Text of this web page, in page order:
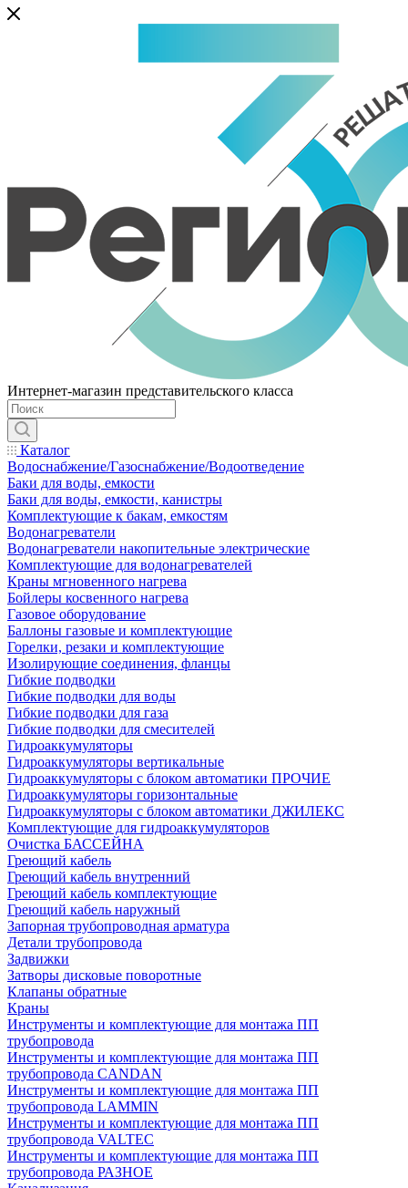
Интернет-магазин представительского класса
Каталог
Водоснабжение/Газоснабжение/Водоотведение
Баки для воды, емкости
Баки для воды, емкости, канистры
Комплектующие к бакам, емкостям
Водонагреватели
Водонагреватели накопительные электрические
Комплектующие для водонагревателей
Краны мгновенного нагрева
Бойлеры косвенного нагрева
Газовое оборудование
Баллоны газовые и комплектующие
Горелки, резаки и комплектующие
Изолирующие соединения, фланцы
Гибкие подводки
Гибкие подводки для воды
Гибкие подводки для газа
Гибкие подводки для смесителей
Гидроаккумуляторы
Гидроаккумуляторы вертикальные
Гидроаккумуляторы с блоком автоматики ПРОЧИЕ
Гидроаккумуляторы горизонтальные
Гидроаккумуляторы с блоком автоматики ДЖИЛЕКС
Комплектующие для гидроаккумуляторов
Очистка БАССЕЙНА
Греющий кабель
Греющий кабель внутренний
Греющий кабель комплектующие
Греющий кабель наружный
Запорная трубопроводная арматура
Детали трубопровода
Задвижки
Затворы дисковые поворотные
Клапаны обратные
Краны
Инструменты и комплектующие для монтажа ПП
трубопровода
Инструменты и комплектующие для монтажа ПП
трубопровода CANDAN
Инструменты и комплектующие для монтажа ПП
трубопровода LAMMIN
Инструменты и комплектующие для монтажа ПП
трубопровода VALTEC
Инструменты и комплектующие для монтажа ПП
трубопровода РАЗНОЕ